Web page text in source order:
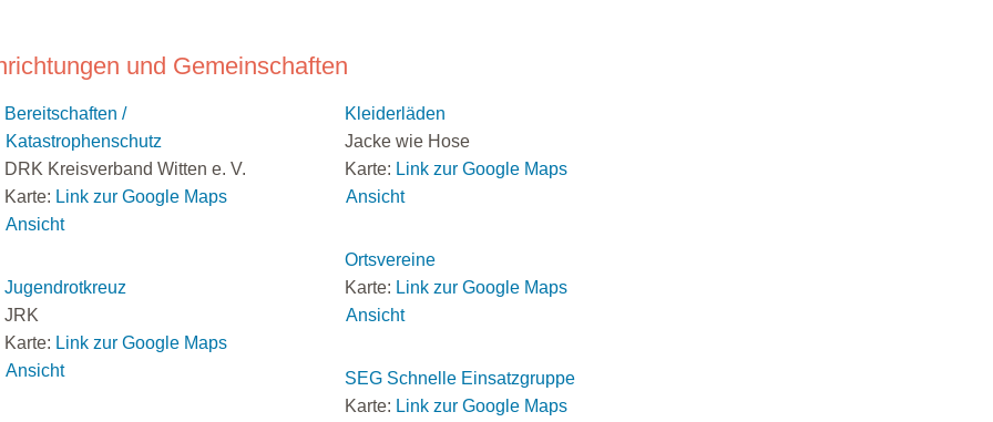
und Gemeinschaften
Bereitschaften /
Katastrophenschutz
DRK Kreisverband Witten e. V.
Karte: Link zur Google Maps
Ansicht
Jugendrotkreuz
JRK
Karte: Link zur Google Maps
Ansicht
Kleiderläden
Jacke wie Hose
Karte: Link zur Google Maps
Ansicht
Ortsvereine
Karte: Link zur Google Maps
Ansicht
SEG Schnelle Einsatzgruppe
Karte: Link zur Google Maps